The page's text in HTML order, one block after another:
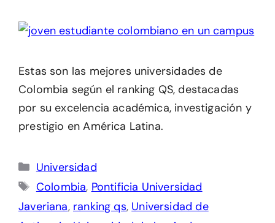
Estas son las mejores universidades de
Colombia según el ranking QS, destacadas
por su excelencia académica, investigación y
prestigio en América Latina.
Categorías
Universidad
Etiquetas
Colombia, Pontificia Universidad
Javeriana, ranking qs, Universidad de